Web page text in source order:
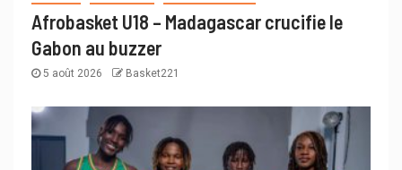
Afrobasket U18 – Madagascar crucifie le
Gabon au buzzer
5 août 2026 Basket221